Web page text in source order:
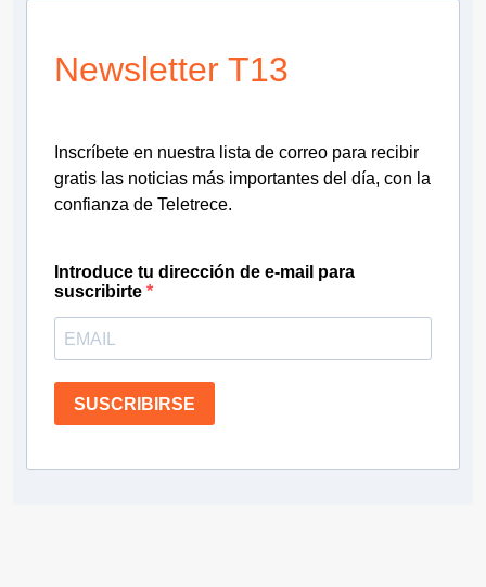
Newsletter T13
Inscríbete en nuestra lista de correo para recibir
gratis las noticias más importantes del día, con la
confianza de Teletrece.
Introduce tu dirección de e-mail para
suscribirte
SUSCRIBIRSE